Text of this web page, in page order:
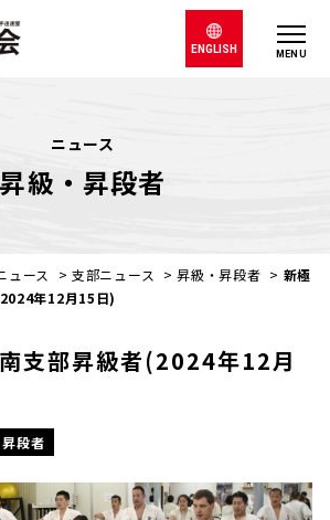
MENU
ENGLISH
ニュース
昇級・昇段者
ュース >支部ニュース >昇級・昇段者 > 新極
年12月15日)
支部昇級者(2024年12月
段者